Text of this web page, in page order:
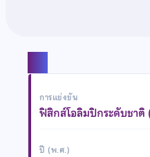
การแข่งขัน
ฟิสิกส์โอลิมปิกระดับชาติ
ปี (พ.ศ.)